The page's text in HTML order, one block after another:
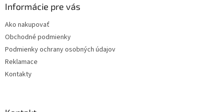
Informácie pre vás
Ako nakupovať
Obchodné podmienky
Podmienky ochrany osobných údajov
Reklamace
Kontakty